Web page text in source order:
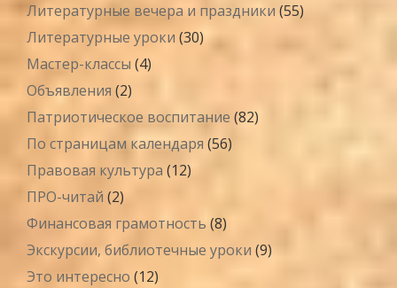
Литературные вечера и праздники (55)
Литературные уроки (30)
Мастер-классы (4)
Объявления (2)
Патриотическое воспитание (82)
По страницам календаря (56)
Правовая культура (12)
ПРО-читай (2)
Финансовая грамотность (8)
Экскурсии, библиотечные уроки (9)
Это интересно (12)